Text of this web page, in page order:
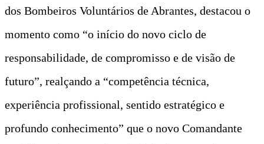
dos Bombeiros Voluntários de Abrantes, destacou o
momento como “o início do novo ciclo de
responsabilidade, de compromisso e de visão de
futuro”, realçando a “competência técnica,
experiência profissional, sentido estratégico e
profundo conhecimento” que o novo Comandante